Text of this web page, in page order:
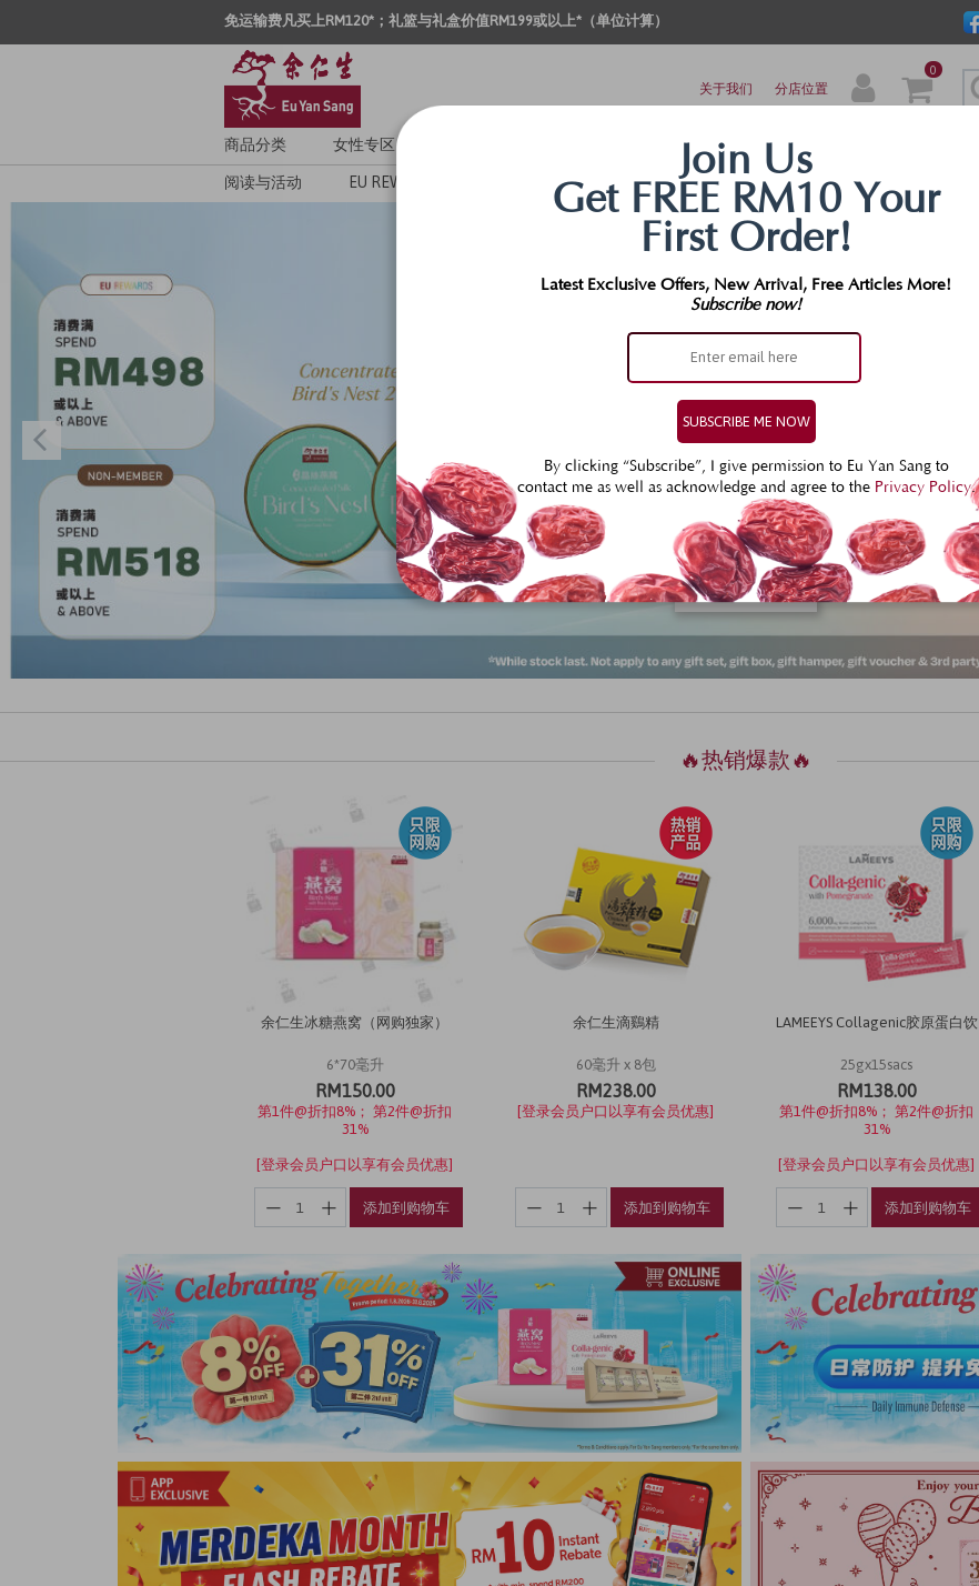
免运输费凡买上RM120*；礼篮与礼盒价值RM199或以上*（单位计算）
关于我们 分店位置
0
商品分类 女性专区 银发族专区 保健
阅读与活动 EU REWARDS
立即选购!
🔥热销爆款🔥
余仁生冰糖燕窝（网购独家）
6*70毫升
RM150.00
第1件@折扣8%； 第2件@折扣
31%
[登录会员户口以享有会员优惠]
添加到购物车
余仁生滴鷄精
60毫升 x 8包
RM238.00
[登录会员户口以享有会员优惠]
添加到购物车
LAMEEYS Collagenic胶原蛋白饮
25gx15sacs
RM138.00
第1件@折扣8%； 第2件@折扣
31%
[登录会员户口以享有会员优惠]
添加到购物车
Join Us
Get FREE RM10 Your
First Order!
Latest Exclusive Offers, New Arrival, Free Articles More!
Subscribe now!
SUBSCRIBE ME NOW
By clicking “Subscribe”, I give permission to Eu Yan Sang to
contact me as well as acknowledge and agree to the Privacy Policy.